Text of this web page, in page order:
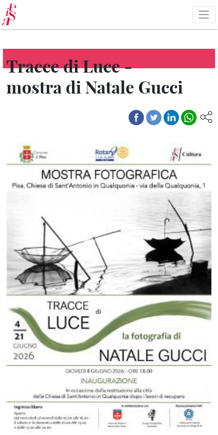
Salta
al
contenuto
principale
Tracce di Luce -
mostra di Natale Gucci